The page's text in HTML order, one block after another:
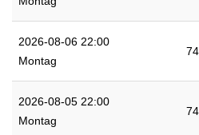
2026-08-06 22:00
Montag
2026-08-05 22:00
Montag